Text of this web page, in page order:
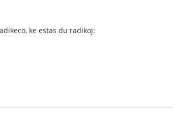
ke estas du radikoj: